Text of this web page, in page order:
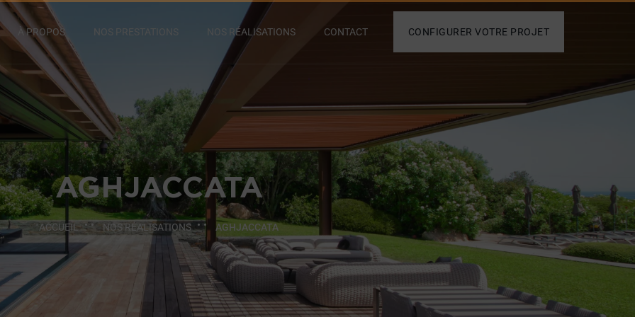
À PROPOS NOS PRESTATIONS NOS RÉALISATIONS CONTACT CONFIGURER VOTRE PROJET
AGHJACCATA
ACCUEIL NOS RÉALISATIONS AGHJACCATA